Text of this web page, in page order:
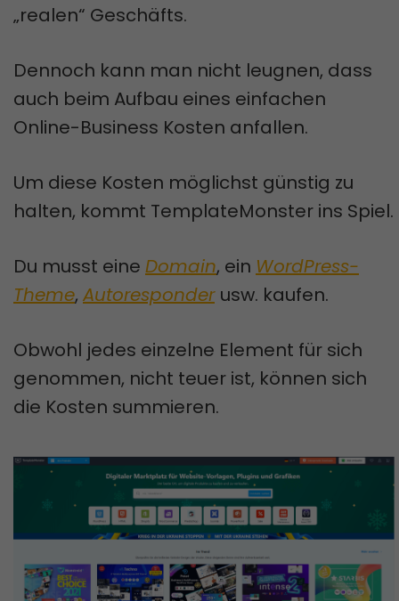
„realen“ Geschäfts.
Dennoch kann man nicht leugnen, dass
auch beim Aufbau eines einfachen
Online-Business Kosten anfallen.
Um diese Kosten möglichst günstig zu
halten, kommt TemplateMonster ins Spiel.
Du musst eine Domain, ein WordPress-
Theme, Autoresponder usw. kaufen.
Obwohl jedes einzelne Element für sich
genommen, nicht teuer ist, können sich
die Kosten summieren.